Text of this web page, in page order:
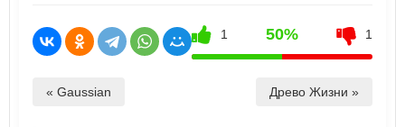
1 50% 1
« Gaussian Древо Жизни »